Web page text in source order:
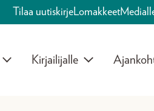
Tilaa uutiskirjeLomakkeet
Kirjailijalle